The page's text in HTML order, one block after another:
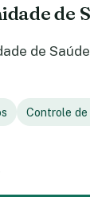
de
de
Controle